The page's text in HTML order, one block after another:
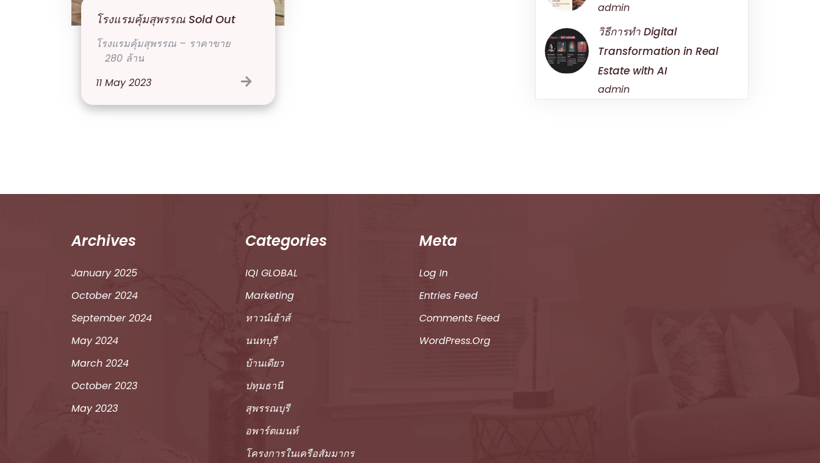
โรงแรมคุ้มสุพรรณ Sold Out
โรงแรมคุ้มสุพรรณ – ราคาขาย
280 ล้าน
11 May 2023
admin
วิธีการทำ Digital
Transformation in Real
Estate with AI
admin
Archives
January 2025
October 2024
September 2024
May 2024
March 2024
October 2023
May 2023
Categories
IQI GLOBAL
Marketing
ทาวน์เฮ้าส์
นนทบุรี
บ้านเดียว
ปทุมธานี
สุพรรณบุรี
อพาร์ตเมนท์
โครงการในเครือสัมมากร
Meta
Log In
Entries Feed
Comments Feed
WordPress.org